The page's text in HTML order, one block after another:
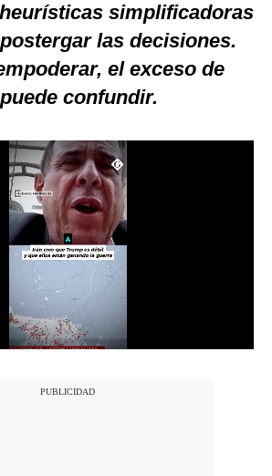
simplificadoras
las decisiones.
el exceso de
confundir.